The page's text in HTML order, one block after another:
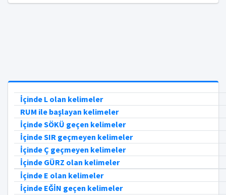
İçinde L olan kelimeler
RUM ile başlayan kelimeler
İçinde SÖKÜ geçen kelimeler
İçinde SIR geçmeyen kelimeler
İçinde Ç geçmeyen kelimeler
İçinde GÜRZ olan kelimeler
İçinde E olan kelimeler
İçinde EĞİN geçen kelimeler